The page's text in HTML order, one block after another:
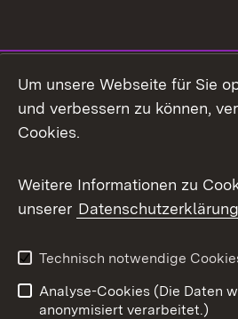
Facebook
X / Twitter
Youtube
Impressum
Um unsere Webseite für Sie
und verbessern zu können,
Cookies.
Weitere Informationen zu
unserer Datenschutzerklärung
Technisch notwendige
Analyse-Cookies (Die Daten
anonymisiert verarbeitet.)